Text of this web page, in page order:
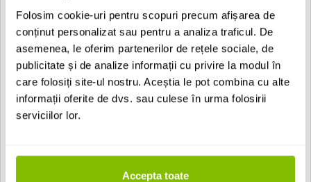
Folosim cookie-uri pentru scopuri precum afișarea de
conținut personalizat sau pentru a analiza traficul. De
asemenea, le oferim partenerilor de rețele sociale, de
publicitate și de analize informații cu privire la modul în
care folosiți site-ul nostru. Aceștia le pot combina cu alte
informații oferite de dvs. sau culese în urma folosirii
serviciilor lor.
Accepta toate
Intensitate raspuns: Lively
Sustain: Mediu
Bell: Integrat
Feel: Mediu
Caracteristici ride:
Gama de frecvente: Medie